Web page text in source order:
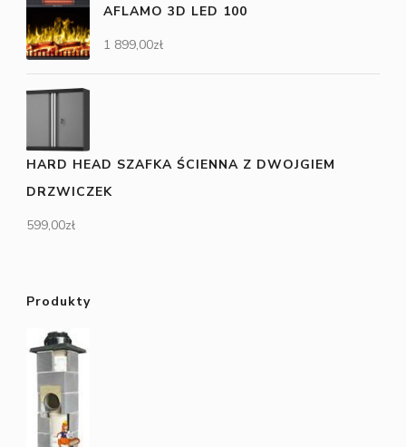
AFLAMO 3D LED 100
1 899,00zł
HARD HEAD SZAFKA ŚCIENNA Z DWOJGIEM
DRZWICZEK
599,00zł
Produkty